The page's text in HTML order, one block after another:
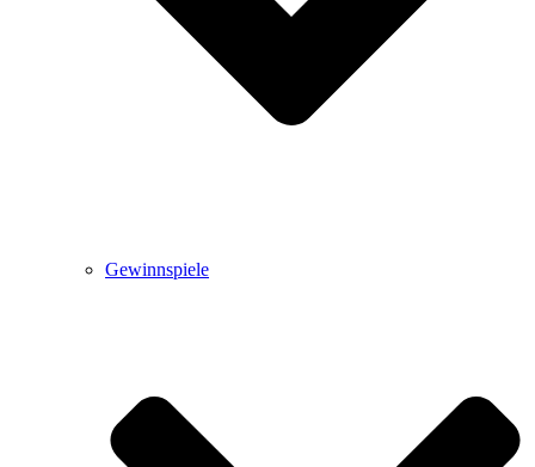
Gewinnspiele